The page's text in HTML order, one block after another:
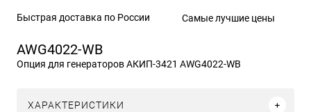
Быстрая доставка по России Самые лучшие цены
AWG4022-WB
Опция для генераторов АКИП-3421 AWG4022-WB
ХАРАКТЕРИСТИКИ